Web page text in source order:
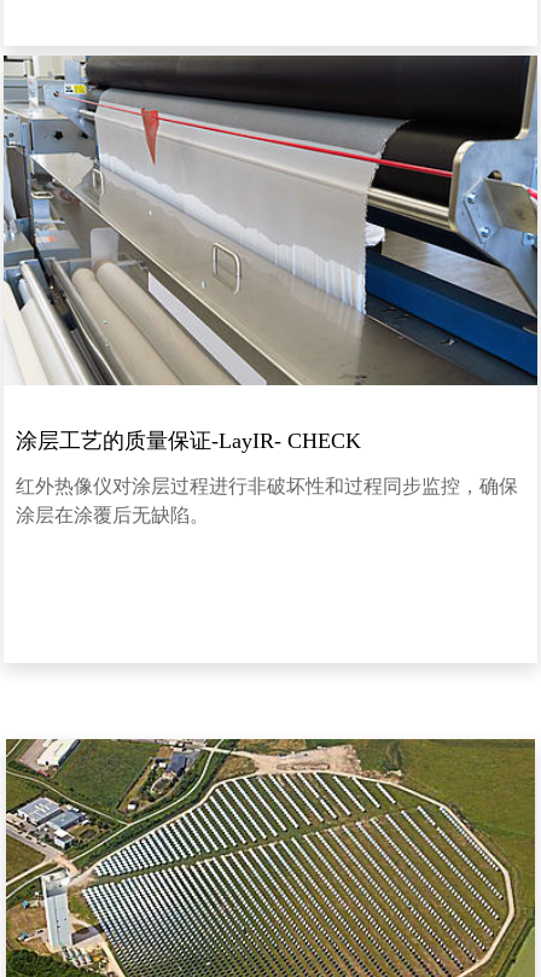
涂层工艺的质量保证-LayIR- CHECK
红外热像仪对涂层过程进行非破坏性和过程同步监控，确保
涂层在涂覆后无缺陷。